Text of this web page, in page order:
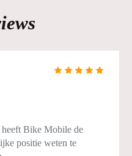
Bike Mobile de
positie weten te